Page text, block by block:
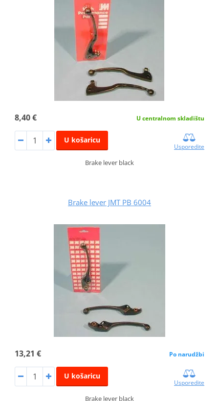
8,40 € U centralnom skladištu
U košaricu
Usporedite
Brake lever black
Brake lever JMT PB 6004
13,21 € Po narudžbi
U košaricu
Usporedite
Brake lever black